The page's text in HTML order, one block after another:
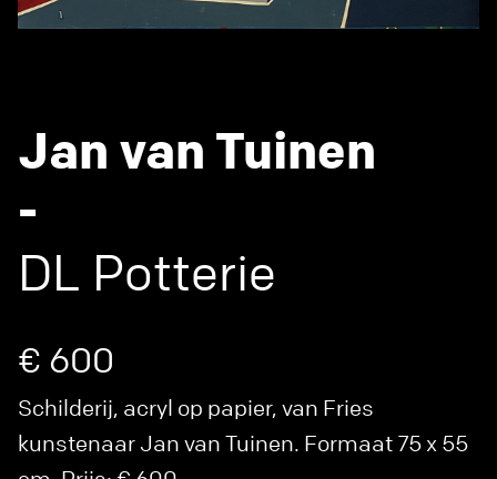
Jan van Tuinen
-
DL Potterie
€ 600
Schilderij, acryl op papier, van Fries
kunstenaar Jan van Tuinen. Formaat 75 x 55